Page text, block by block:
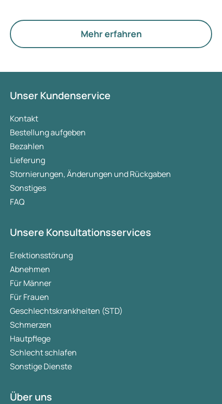
Hormone, den Stoffwechsel und die Funktion der
Mehr erfahren
Unser Kundenservice
Kontakt
Bestellung aufgeben
Bezahlen
Lieferung
Stornierungen, Änderungen und Rückgaben
Sonstiges
FAQ
Unsere Konsultationsservices
Erektionsstörung
Abnehmen
Für Männer
Für Frauen
Geschlechtskrankheiten (STD)
Schmerzen
Hautpflege
Schlecht schlafen
Sonstige Dienste
Über uns